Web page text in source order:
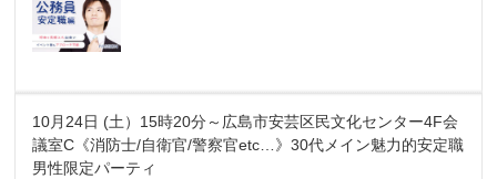
10月24日 (土）15時20分～広島市安芸区民文化センター4F会
議室C《消防士/自衛官/警察官etc…》30代メイン魅力的安定職
男性限定パーティ